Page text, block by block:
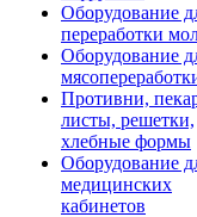
Оборудование
переработки
Оборудование
Противни,
листы, решетки,
хлебные формы
Оборудование
медицинских
кабинетов